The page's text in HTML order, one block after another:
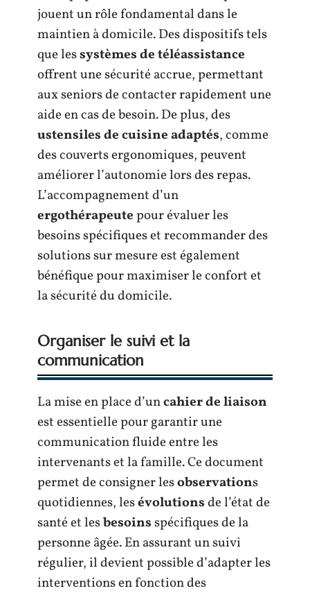
jouent un rôle fondamental dans le
maintien à domicile. Des dispositifs tels
que lessystèmes de téléassistance
offrent une sécurité accrue, permettant
aux seniors de contacter rapidement une
aide en cas de besoin. De plus, des
ustensiles de cuisine adaptés, comme
des couverts ergonomiques, peuvent
améliorer l’autonomie lors des repas.
L’accompagnement d’un
ergothérapeutepour évaluer les
besoins spécifiques et recommander des
solutions sur mesure est également
bénéfique pour maximiser le confort et
la sécurité du domicile.
Organiser le suivi et la
communication
La mise en place d’uncahier de liaison
est essentielle pour garantir une
communication fluide entre les
intervenants et la famille. Ce document
permet de consigner lesobservations
quotidiennes, lesévolutionsde l’état de
santé et lesbesoinsspécifiques de la
personne âgée. En assurant un suivi
régulier, il devient possible d’adapter les
interventions en fonction des